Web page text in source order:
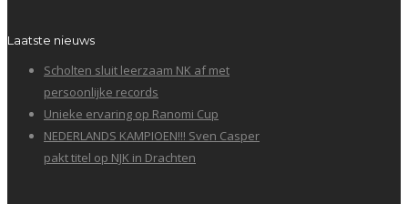
Laatste nieuws
Scholten sluit leerzaam NK af met
persoonlijke records
Unieke ervaring op Ranomi Cup
NEDERLANDS KAMPIOEN!!! Sven Casper
pakt titel op NJK in Drachten